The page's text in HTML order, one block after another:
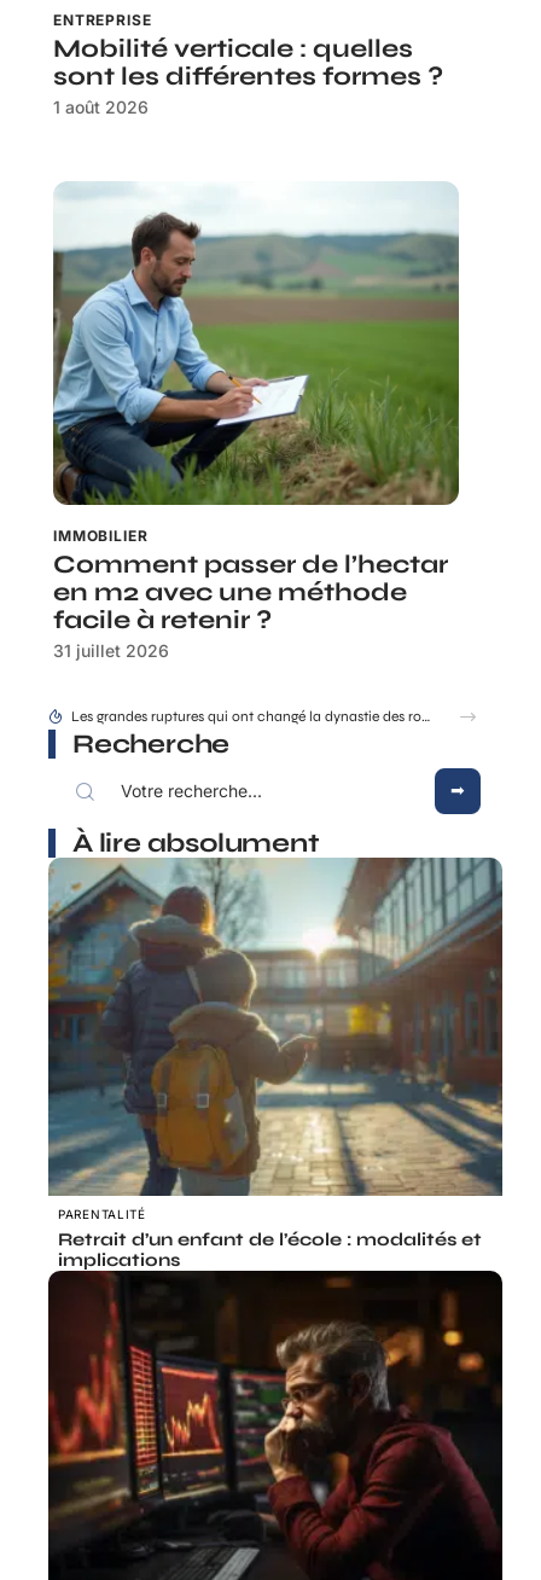
ENTREPRISE
Mobilité verticale : quelles
sont les différentes formes ?
1 août 2026
IMMOBILIER
Comment passer de l’hectar
en m2 avec une méthode
facile à retenir ?
31 juillet 2026
Mobilité verticale : quelles sont les différentes formes ?
Recherche
À lire absolument
PARENTALITÉ
Retrait d’un enfant de l’école : modalités et
implications